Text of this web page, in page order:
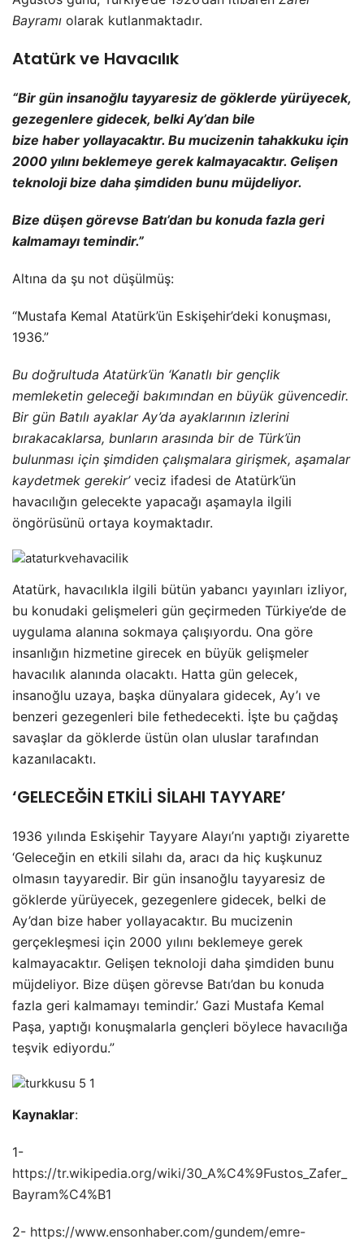
Bayramı olarak kutlanmaktadır.
Atatürk ve Havacılık
“Bir gün insanoğlu tayyaresiz de göklerde yürüyecek,
gezegenlere gidecek, belki Ay’dan bile
bize haber yollayacaktır. Bu mucizenin tahakkuku için
2000 yılını beklemeye gerek kalmayacaktır. Gelişen
teknoloji bize daha şimdiden bunu müjdeliyor.
Bize düşen görevse Batı’dan bu konuda fazla geri
kalmamayı temindir.”
Altına da şu not düşülmüş:
“Mustafa Kemal Atatürk’ün Eskişehir’deki konuşması,
1936.”
Bu doğrultuda Atatürk’ün ‘Kanatlı bir gençlik
memleketin geleceği bakımından en büyük güvencedir.
Bir gün Batılı ayaklar Ay’da ayaklarının izlerini
bırakacaklarsa, bunların arasında bir de Türk’ün
bulunması için şimdiden çalışmalara girişmek, aşamalar
kaydetmek gerekir’veciz ifadesi de Atatürk’ün
havacılığın gelecekte yapacağı aşamayla ilgili
öngörüsünü ortaya koymaktadır.
Atatürk, havacılıkla ilgili bütün yabancı yayınları izliyor,
bu konudaki gelişmeleri gün geçirmeden Türkiye’de de
uygulama alanına sokmaya çalışıyordu. Ona göre
insanlığın hizmetine girecek en büyük gelişmeler
havacılık alanında olacaktı. Hatta gün gelecek,
insanoğlu uzaya, başka dünyalara gidecek, Ay’ı ve
benzeri gezegenleri bile fethedecekti. İşte bu çağdaş
savaşlar da göklerde üstün olan uluslar tarafından
kazanılacaktı.
‘GELECEĞİN ETKİLİ SİLAHI TAYYARE’
1936 yılında Eskişehir Tayyare Alayı’nı yaptığı ziyarette
‘Geleceğin en etkili silahı da, aracı da hiç kuşkunuz
olmasın tayyaredir. Bir gün insanoğlu tayyaresiz de
göklerde yürüyecek, gezegenlere gidecek, belki de
Ay’dan bize haber yollayacaktır. Bu mucizenin
gerçekleşmesi için 2000 yılını beklemeye gerek
kalmayacaktır. Gelişen teknoloji daha şimdiden bunu
müjdeliyor. Bize düşen görevse Batı’dan bu konuda
fazla geri kalmamayı temindir.’ Gazi Mustafa Kemal
Paşa, yaptığı konuşmalarla gençleri böylece havacılığa
teşvik ediyordu.”
Kaynaklar:
1-
https://tr.wikipedia.org/wiki/30_A%C4%9Fustos_Zafer_
Bayram%C4%B1
2- https://www.ensonhaber.com/gundem/emre-